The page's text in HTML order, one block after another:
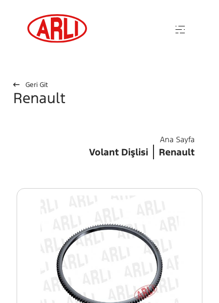
Geri Git
Renault
Ana Sayfa
Volant Dişlisi Renault